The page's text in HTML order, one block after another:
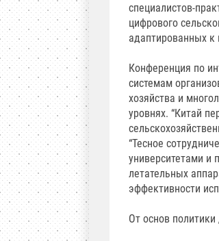
специалистов-
цифрового
адаптированных к
Конференция по
системам
хозяйства и
уровнях. “Китай
“Тесное
университетами и
летательных
эффективности
От основ